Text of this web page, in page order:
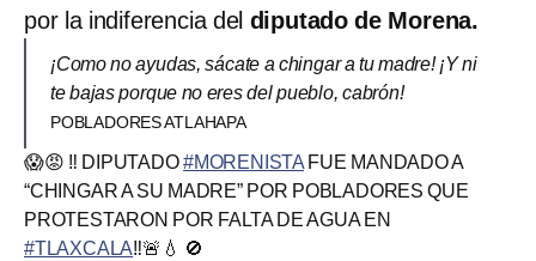
por la indiferencia del diputado de Morena.
¡Como no ayudas, sácate a chingar a tu madre! ¡Y ni
te bajas porque no eres del pueblo, cabrón!
POBLADORES ATLAHAPA
😱😡 ‼️ DIPUTADO#MORENISTA FUE MANDADO A
“CHINGAR A SU MADRE” POR POBLADORES QUE
PROTESTARON POR FALTA DE AGUA EN
#TLAXCALA‼️🚨💧 🚫